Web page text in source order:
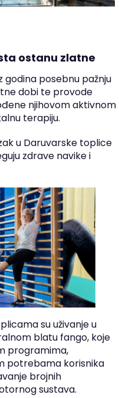
ostanu zlatne
godina posebnu pažnju
dobi te provode
njihovom aktivnom
terapiju.
u Daruvarske toplice
zdrave navike i
su uživanje u
blatu fango, koje
programima,
potrebama korisnika
brojnih
sustava.